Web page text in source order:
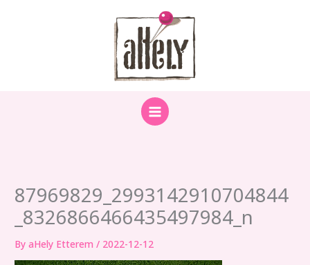
87969829_2993142910704844
_8326866466435497984_n
ByaHely Etterem/ 2022-12-12